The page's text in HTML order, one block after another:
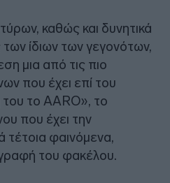
καθώς και δυνητικά
ίδιων των γεγονότων,
μια από τις πιο
που έχει επί του
το AARO», το
που έχει την
τέτοια φαινόμενα,
του φακέλου.